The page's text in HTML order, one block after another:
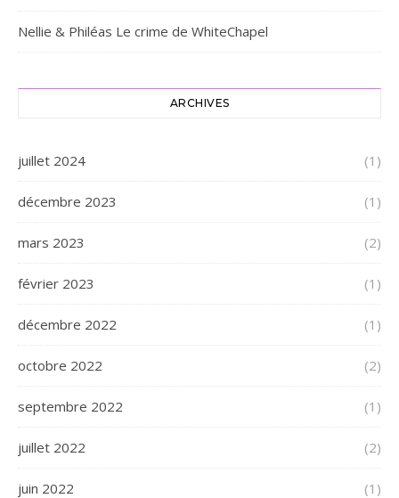
Nellie & Philéas Le crime de WhiteChapel
ARCHIVES
juillet 2024 (1)
décembre 2023 (1)
mars 2023 (2)
février 2023 (1)
décembre 2022 (1)
octobre 2022 (2)
septembre 2022 (1)
juillet 2022 (2)
juin 2022 (1)